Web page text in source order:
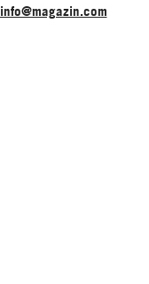
info@magazin.com